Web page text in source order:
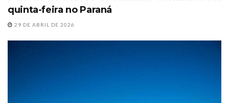
quinta-feira no Paraná
29 DE ABRIL DE 2026